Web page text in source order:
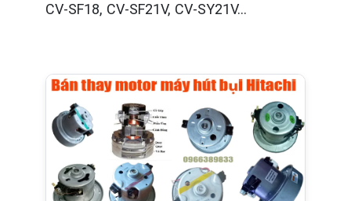
CV-SF18, CV-SF21V, CV-SY21V...